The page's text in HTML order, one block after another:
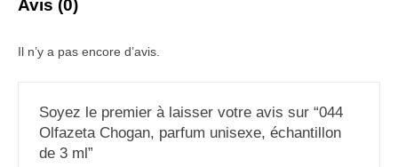
Avis (0)
Il n’y a pas encore d’avis.
Soyez le premier à laisser votre avis sur “044
Olfazeta Chogan, parfum unisexe, échantillon
de 3 ml”